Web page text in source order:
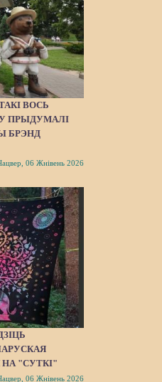
ВОСЬ
ПРЫДУМАЛІ
БРЭНД
06 Жнівень 2026
"СУТКІ"
06 Жнівень 2026